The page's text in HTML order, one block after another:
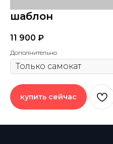
шаблон
11 900 ₽
Дополнительно
купить сейчас